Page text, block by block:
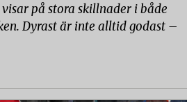
på stora skillnader i både
Dyrast är inte alltid godast –